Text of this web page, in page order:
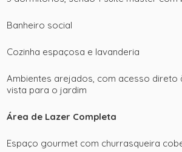
Banheiro social
Cozinha espaçosa e lavanderia
Ambientes arejados, com acesso direto
vista para o jardim
Área de Lazer Completa
Espaço gourmet com churrasqueira